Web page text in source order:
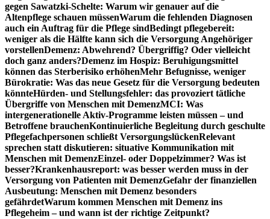
gegen Sawatzki-Schelte: Warum wir genauer auf die
Altenpflege schauen müssenWarum die fehlenden Diagnosen
auch ein Auftrag für die Pflege sindBedingt pflegebereit:
weniger als die Hälfte kann sich die Versorgung Angehöriger
vorstellenDemenz: Abwehrend? Übergriffig? Oder vielleicht
doch ganz anders?Demenz im Hospiz: Beruhigungsmittel
können das Sterberisiko erhöhenMehr Befugnisse, weniger
Bürokratie: Was das neue Gesetz für die Versorgung bedeuten
könnteHürden- und Stellungsfehler: das provoziert tätliche
Übergriffe von Menschen mit DemenzMCI: Was
intergenerationelle Aktiv-Programme leisten müssen – und
Betroffene brauchenKontinuierliche Begleitung durch geschulte
Pflegefachpersonen schließt VersorgungslückenRelevant
sprechen statt diskutieren: situative Kommunikation mit
Menschen mit DemenzEinzel- oder Doppelzimmer? Was ist
besser?Krankenhausreport: was besser werden muss in der
Versorgung von Patienten mit DemenzGefahr der finanziellen
Ausbeutung: Menschen mit Demenz besonders
gefährdetWarum kommen Menschen mit Demenz ins
Pflegeheim – und wann ist der richtige Zeitpunkt?